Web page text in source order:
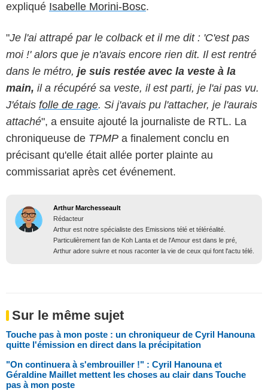
expliqué Isabelle Morini-Bosc.
"Je l'ai attrapé par le colback et il me dit : 'C'est pas
moi !' alors que je n'avais encore rien dit. Il est rentré
dans le métro, je suis restée avec la veste à la
main, il a récupéré sa veste, il est parti, je l'ai pas vu.
J'étais folle de rage. Si j'avais pu l'attacher, je l'aurais
attaché", a ensuite ajouté la journaliste de RTL. La
chroniqueuse de TPMP a finalement conclu en
précisant qu'elle était allée porter plainte au
commissariat après cet événement.
Arthur Marchesseault
Rédacteur
Arthur est notre spécialiste des Emissions télé et téléréalité.
Particulièrement fan de Koh Lanta et de l'Amour est dans le pré,
Arthur adore suivre et nous raconter la vie de ceux qui font l'actu télé.
Sur le même sujet
Touche pas à mon poste : un chroniqueur de Cyril Hanouna
quitte l'émission en direct dans la précipitation
"On continuera à s'embrouiller !" : Cyril Hanouna et
Géraldine Maillet mettent les choses au clair dans Touche
pas à mon poste